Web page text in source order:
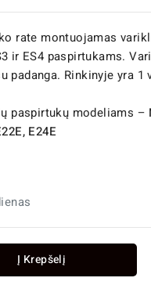
rate montuojamas
ir ES4 paspirtukams.
padanga. Rinkinyje yra 1
paspirtukų modeliams –
E24E
Į Krepšelį